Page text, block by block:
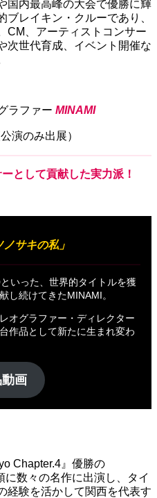
国内最高峰の大会で優勝に輝
ブレイキン・クルーであり、
CM、アーティストコンサー
次世代育成、イベント開催な
ラファー MINAMI
演のみ出展）
ーとして貢献した実力派！
ノサキの私」
いった、世界的タイトルを獲
し続けてきたMINAMI。
オグラファー・ディレクター
作品として新たに生まれ変わ
画
Chapter.4』優勝の
に数々の名作に出演し、タイ
経験を活かして関西を代表す